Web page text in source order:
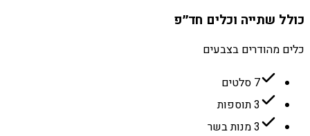
כולל שתייה וכלים חד״פ
כלים מהודרים בצבעים
7 סלטים
3 תוספות
3 מנות בשר